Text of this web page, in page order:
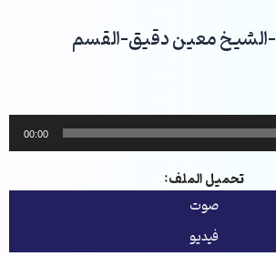
الحلقة الثالثة-70-الشيخ معين دقيق-القسم
00:00
تحميل الملف:
صوت
فيديو